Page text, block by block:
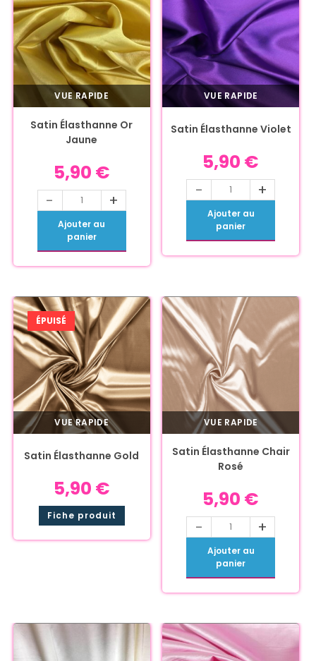
VUE RAPIDE
Satin Élasthanne Or
Jaune
5,90 €
- +
Ajouter au
panier
VUE RAPIDE
Satin Élasthanne Violet
5,90 €
- +
Ajouter au
panier
ÉPUISÉ
VUE RAPIDE
Satin Élasthanne Gold
5,90 €
Fiche produit
VUE RAPIDE
Satin Élasthanne Chair
Rosé
5,90 €
- +
Ajouter au
panier